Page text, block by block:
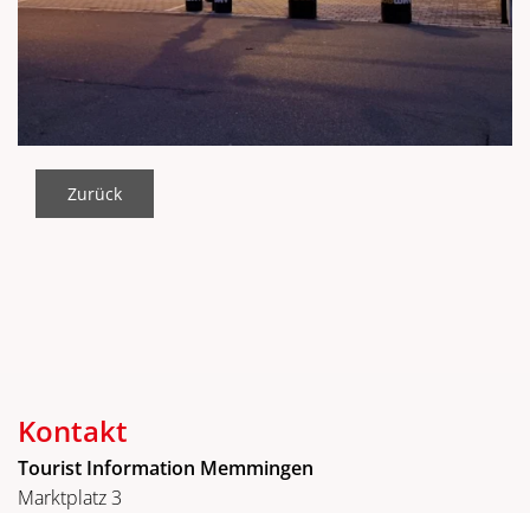
Zurück
Kontakt
Tourist Information Memmingen
Marktplatz 3